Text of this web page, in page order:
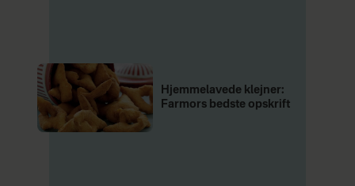
Hjemmelavede klejner:
Farmors bedste opskrift